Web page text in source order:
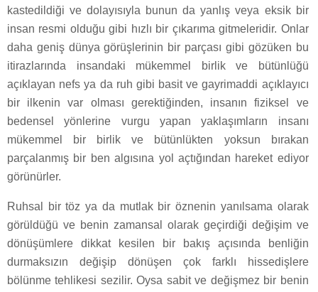
kastedildiği ve dolayısıyla bunun da yanlış veya eksik bir
insan resmi olduğu gibi hızlı bir çıkarıma gitmeleridir. Onlar
daha geniş dünya görüşlerinin bir parçası gibi gözüken bu
itirazlarında insandaki mükemmel birlik ve bütünlüğü
açıklayan nefs ya da ruh gibi basit ve gayrimaddi açıklayıcı
bir ilkenin var olması gerektiğinden, insanın fiziksel ve
bedensel yönlerine vurgu yapan yaklaşımların insanı
mükemmel bir birlik ve bütünlükten yoksun bırakan
parçalanmış bir ben algısına yol açtığından hareket ediyor
görünürler.
Ruhsal bir töz ya da mutlak bir öznenin yanılsama olarak
görüldüğü ve benin zamansal olarak geçirdiği değişim ve
dönüşümlere dikkat kesilen bir bakış açısında benliğin
durmaksızın değişip dönüşen çok farklı hissedişlere
bölünme tehlikesi sezilir. Oysa sabit ve değişmez bir benin